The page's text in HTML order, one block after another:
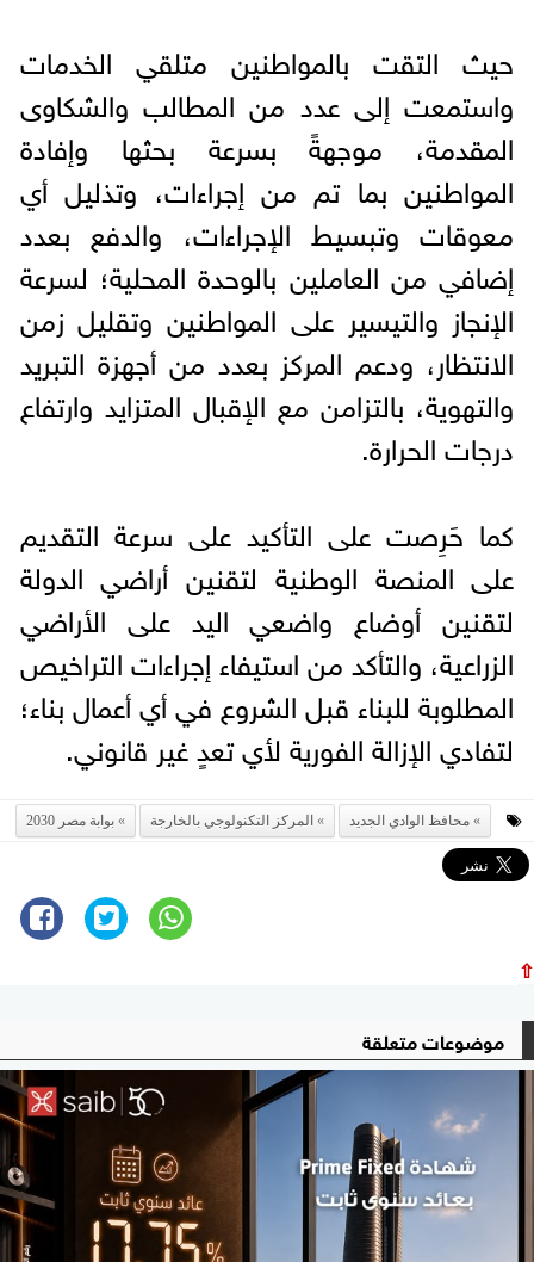
حيث التقت بالمواطنين متلقي الخدمات
واستمعت إلى عدد من المطالب والشكاوى
المقدمة، موجهةً بسرعة بحثها وإفادة
المواطنين بما تم من إجراءات، وتذليل أي
معوقات وتبسيط الإجراءات، والدفع بعدد
إضافي من العاملين بالوحدة المحلية؛ لسرعة
الإنجاز والتيسير على المواطنين وتقليل زمن
الانتظار، ودعم المركز بعدد من أجهزة التبريد
والتهوية، بالتزامن مع الإقبال المتزايد وارتفاع
درجات الحرارة.
كما حَرِصت على التأكيد على سرعة التقديم
على المنصة الوطنية لتقنين أراضي الدولة
لتقنين أوضاع واضعي اليد على الأراضي
الزراعية، والتأكد من استيفاء إجراءات التراخيص
المطلوبة للبناء قبل الشروع في أي أعمال بناء؛
لتفادي الإزالة الفورية لأي تعدٍ غير قانوني.
محافظ الوادي الجديد المركز التكنولوجي بالخارجة بوابة مصر 2030
⇧
موضوعات متعلقة